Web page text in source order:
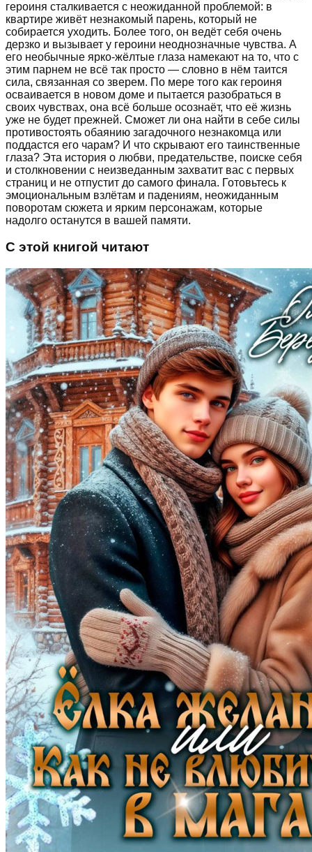
героиня сталкивается с неожиданной проблемой: в
квартире живёт незнакомый парень, который не
собирается уходить. Более того, он ведёт себя очень
дерзко и вызывает у героини неоднозначные чувства. А
его необычные ярко-жёлтые глаза намекают на то, что с
этим парнем не всё так просто — словно в нём таится
сила, связанная со зверем. По мере того как героиня
осваивается в новом доме и пытается разобраться в
своих чувствах, она всё больше осознаёт, что её жизнь
уже не будет прежней. Сможет ли она найти в себе силы
противостоять обаянию загадочного незнакомца или
поддастся его чарам? И что скрывают его таинственные
глаза? Эта история о любви, предательстве, поиске себя
и столкновении с неизведанным захватит вас с первых
страниц и не отпустит до самого финала. Готовьтесь к
эмоциональным взлётам и падениям, неожиданным
поворотам сюжета и ярким персонажам, которые
надолго останутся в вашей памяти.
С этой книгой читают